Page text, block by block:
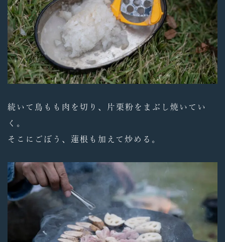
続いて鳥もも肉を切り、片栗粉をまぶし焼いてい
く。
そこにごぼう、蓮根も加えて炒める。